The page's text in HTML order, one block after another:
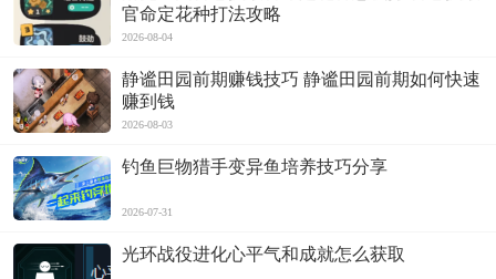
官命定花种打法攻略
2026-08-04
静谧田园前期赚钱技巧 静谧田园前期如何快速
赚到钱
2026-08-03
钓鱼巨物猎手变异鱼培养技巧分享
2026-07-31
光环战役进化心平气和成就怎么获取